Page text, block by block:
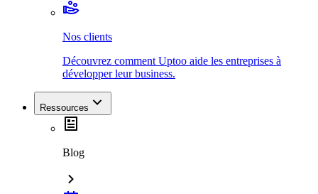
Nos clients
Découvrez comment Uptoo aide les entreprises à
développer leur business.
Ressources
Blog